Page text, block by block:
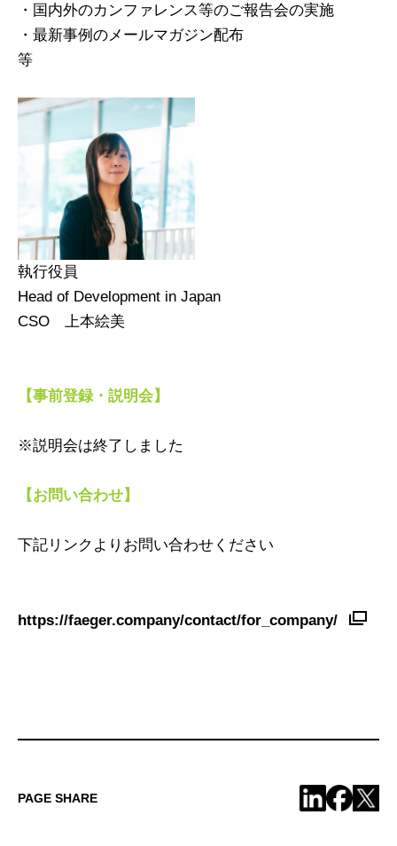
・国内外のカンファレンス等のご報告会の実施
・最新事例のメールマガジン配布
等
執行役員
Head of Development in Japan
CSO 上本絵美
【事前登録・説明会】
※説明会は終了しました
【お問い合わせ】
下記リンクよりお問い合わせください
https://faeger.company/contact/for_company/
PAGE SHARE